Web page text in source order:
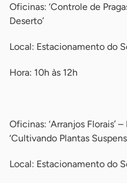
Oficinas: ‘Controle de
Deserto’
Local: Estacionamento do
Hora: 10h às 12h
Oficinas: ‘Arranjos Florais’
‘Cultivando Plantas
Local: Estacionamento do